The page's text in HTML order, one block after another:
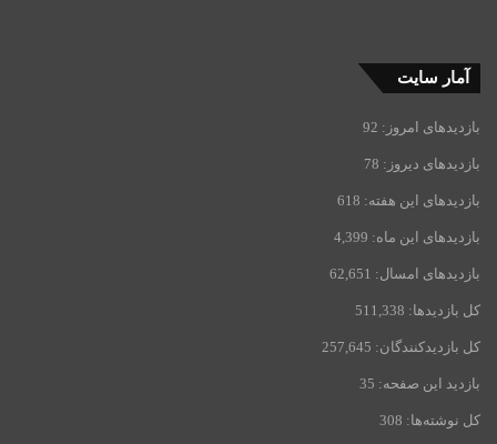
آمار سایت
بازدیدهای امروز: 92
بازدیدهای دیروز: 78
بازدیدهای این هفته: 618
بازدیدهای این ماه: 4,399
بازدیدهای امسال: 62,651
کل بازدیدها: 511,338
کل بازدیدکنند‌گان: 257,645
بازدید این صفحه: 35
کل نوشته‌ها: 308